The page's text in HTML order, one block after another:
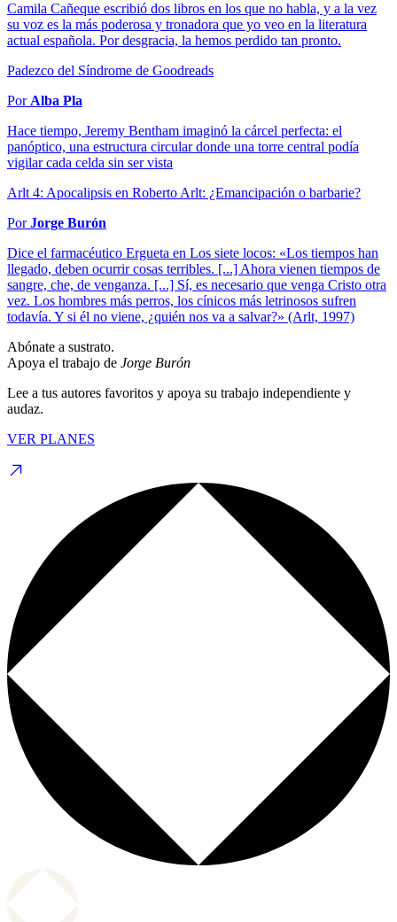
Camila Cañeque escribió dos libros en los que no habla, y a la vez
su voz es la más poderosa y tronadora que yo veo en la literatura
actual española. Por desgracia, la hemos perdido tan pronto.
Padezco del Síndrome de Goodreads
Por Alba Pla
Hace tiempo, Jeremy Bentham imaginó la cárcel perfecta: el
panóptico, una estructura circular donde una torre central podía
vigilar cada celda sin ser vista
Arlt 4: Apocalipsis en Roberto Arlt: ¿Emancipación o barbarie?
PorJorge Burón
Dice el farmacéutico Ergueta en Los siete locos: «Los tiempos han
llegado, deben ocurrir cosas terribles. [...] Ahora vienen tiempos de
sangre, che, de venganza. [...] Sí, es necesario que venga Cristo otra
vez. Los hombres más perros, los cínicos más letrinosos sufren
todavía. Y si él no viene, ¿quién nos va a salvar?» (Arlt, 1997)
Abónate a sustrato.
Apoya el trabajo de Jorge Burón
Lee a tus autores favoritos y apoya su trabajo independiente y
audaz.
VER PLANES